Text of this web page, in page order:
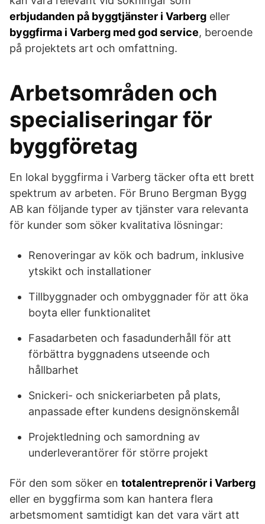
erbjudanden på byggtjänster i Varberg eller
byggfirma i Varberg med god service, beroende
på projektets art och omfattning.
Arbetsområden och
specialiseringar för
byggföretag
En lokal byggfirma i Varberg täcker ofta ett brett
spektrum av arbeten. För Bruno Bergman Bygg
AB kan följande typer av tjänster vara relevanta
för kunder som söker kvalitativa lösningar:
Renoveringar av kök och badrum, inklusive
ytskikt och installationer
Tillbyggnader och ombyggnader för att öka
boyta eller funktionalitet
Fasadarbeten och fasadunderhåll för att
förbättra byggnadens utseende och
hållbarhet
Snickeri- och snickeriarbeten på plats,
anpassade efter kundens designönskemål
Projektledning och samordning av
underleverantörer för större projekt
För den som söker en totalentreprenör i Varberg
eller en byggfirma som kan hantera flera
arbetsmoment samtidigt kan det vara värt att